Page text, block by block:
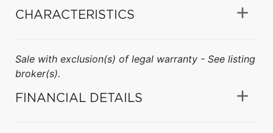
CHARACTERISTICS
Sale with exclusion(s) of legal warranty - See listing
broker(s).
FINANCIAL DETAILS